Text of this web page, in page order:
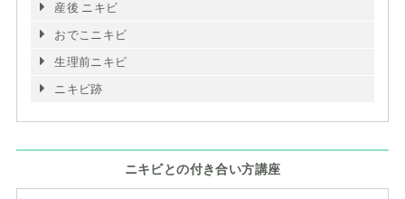
産後 ニキビ
おでこニキビ
生理前ニキビ
ニキビ跡
ニキビとの付き合い方講座